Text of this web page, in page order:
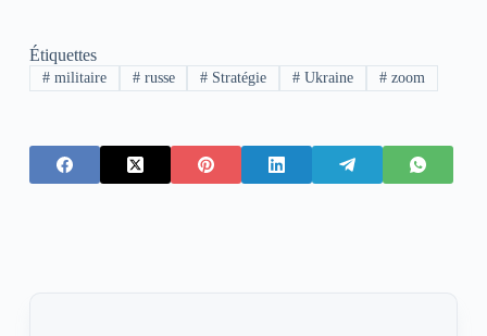
Étiquettes
#militaire #russe # Stratégie # Ukraine #zoom